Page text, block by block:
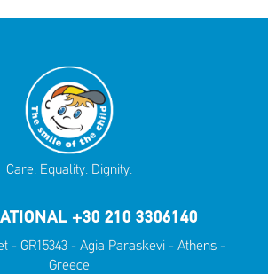
Care. Equality. Dignity.
+30 210 3306140
- GR15343 - Agia Paraskevi - Athens -
Greece